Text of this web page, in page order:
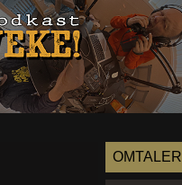
OMTALER